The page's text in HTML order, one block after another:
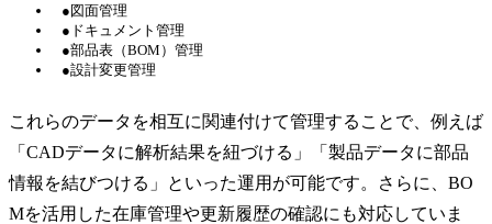
●図面管理
●ドキュメント管理
●部品表（BOM）管理
●設計変更管理
これらのデータを相互に関連付けて管理することで、例えば
「CADデータに解析結果を紐づける」「製品データに部品
情報を結びつける」といった運用が可能です。さらに、BO
Mを活用した在庫管理や更新履歴の確認にも対応していま